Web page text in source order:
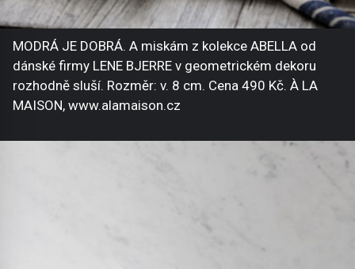
MODRÁ JE DOBRÁ. A miskám z kolekce ABELLA od
dánské firmy LENE BJERRE v geometrickém dekoru
rozhodně sluší. Rozměr: v. 8 cm. Cena 490 Kč. À LA
MAISON, www.alamaison.cz